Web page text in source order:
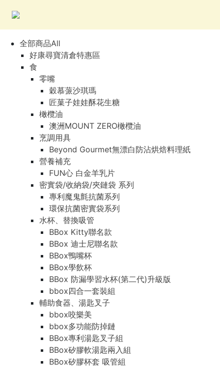
全部商品All
好康尋寶清倉特惠區
食
零嘴
穀慕蒎沙琪瑪
匠菓子娃娃酥花生糖
橄欖油
澳洲MOUNT ZERO橄欖油
烹調用具
Beyond Gourmet無漂白防沾烘焙料理紙
營養補充
FUN心 白金羊乳片
密實袋/收納袋/夾鏈袋 系列
專利魔鬼氈抗菌系列
環保抗菌密實袋系列
水杯、替換吸管
BBox Kitty聯名款
BBox 迪士尼聯名款
BBox鴨嘴杯
BBox學飲杯
BBox 防漏學習水杯(第二代)升級版
bbox四合一套裝組
輔助食器、湯匙叉子
bbox咬樂美
bbox多功能防掉鏈
BBox專利湯匙叉子組
BBox矽膠軟湯匙兩入組
BBox矽膠杯套 吸管組